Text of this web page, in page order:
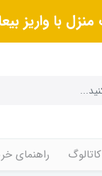
با واریز
کاتالوگ راهنمای